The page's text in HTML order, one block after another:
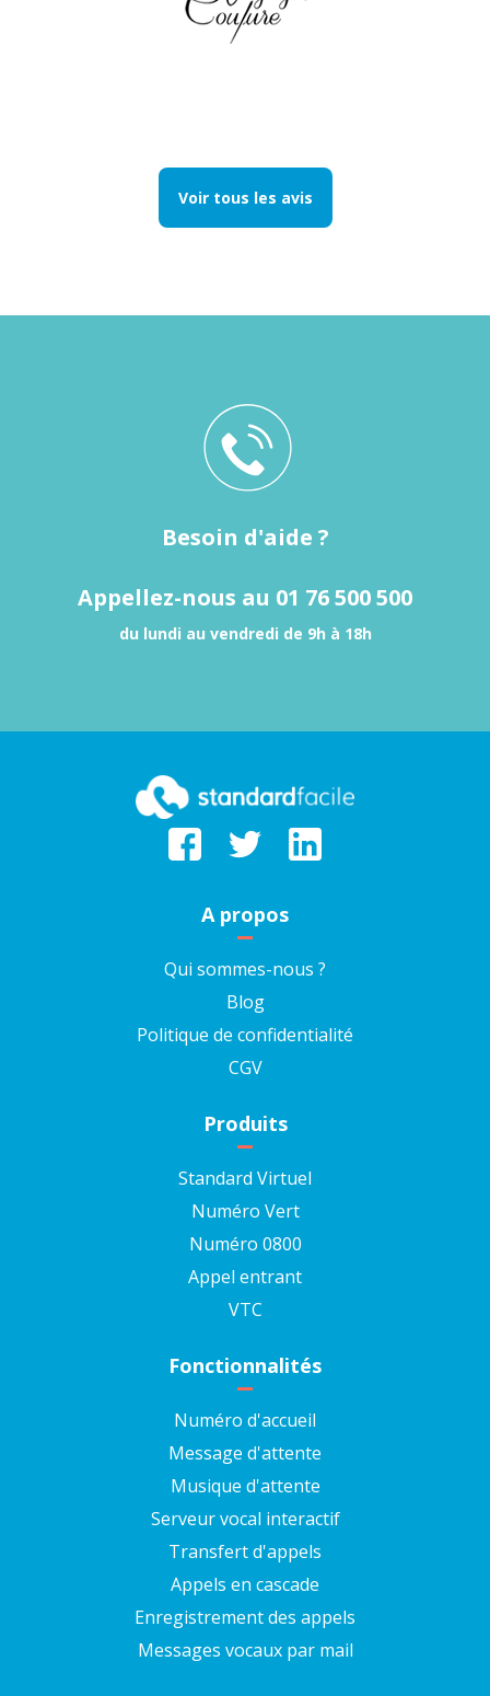
Voir tous les avis
Besoin d'aide ?
Appellez-nous au 01 76 500 500
du lundi au vendredi de 9h à 18h
A propos
Qui sommes-nous ?
Blog
Politique de confidentialité
CGV
Produits
Standard Virtuel
Numéro Vert
Numéro 0800
Appel entrant
VTC
Fonctionnalités
Numéro d'accueil
Message d'attente
Musique d'attente
Serveur vocal interactif
Transfert d'appels
Appels en cascade
Enregistrement des appels
Messages vocaux par mail